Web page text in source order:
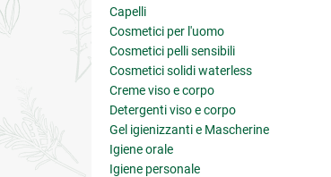
Capelli
Cosmetici per l'uomo
Cosmetici pelli sensibili
Cosmetici solidi waterless
Creme viso e corpo
Detergenti viso e corpo
Gel igienizzanti e Mascherine
Igiene orale
Igiene personale